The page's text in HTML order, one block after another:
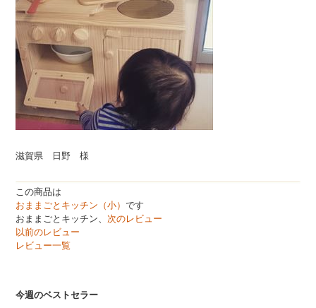
滋賀県 日野 様
この商品は
おままごとキッチン（小）です
おままごとキッチン、次のレビュー
以前のレビュー
レビュー一覧
今週のベストセラー